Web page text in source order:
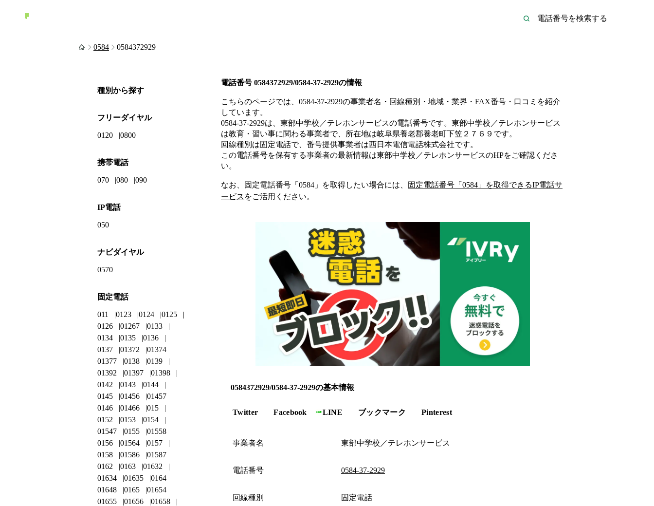
0584 0584372929
電話番号 0584372929/0584-37-2929の情報
こちらのページでは、 0584-37-2929の事業者名・回線種別・地域・業界・FAX番号・口コミを紹介
しています。
0584-37-2929は、 東部中学校／テレホンサービスの電話番号です。 東部中学校／テレホンサービス
は教育・習い事に関わる事業者で、所在地は岐阜県養老郡養老町下笠２７６９ です。
回線種別は固定電話で、番号提供事業者は西日本電信電話株式会社です。
この電話番号を保有する事業者の最新情報は東部中学校／テレホンサービスのHPをご確認くださ
い。
なお、固定電話番号「 0584 」を取得したい場合には、 固定電話番号「 0584 」を取得できるIP電話サ
ービス をご活用ください。
0584372929/0584-37-2929の基本情報
Twitter Facebook LINE ブックマーク Pinterest
事業者名 東部中学校／テレホンサービス
電話番号 0584-37-2929
回線種別 固定電話
種別から探す
フリーダイヤル
0120 0800
携帯電話
070 080 090
IP電話
050
ナビダイヤル
0570
固定電話
011 0123 0124
0125
0126
01267
0133
0134
0135
0136
0137
01372
01374
01377
0138
0139
01392
01397
01398
0142
0143
0144
0145
01456
01457
0146
01466
015
0152
0153
0154
01547
0155
01558
0156
01564
0157
0158
01586
01587
0162
0163
01632
01634
01635
0164
01648
0165
01654
01655
01656
01658